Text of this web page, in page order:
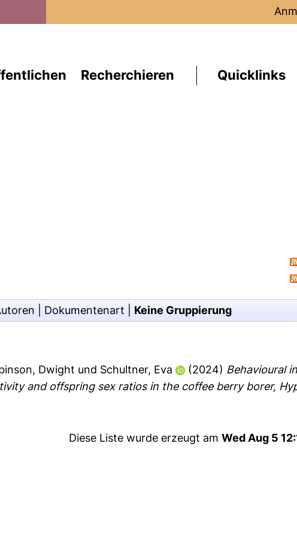
Recherchieren Quicklinks
Dokumentenart Keine Gruppierung
Dwight und Schultner, Eva (2024) Behavioural
and offspring sex ratios in the coffee berry borer,
Diese Liste wurde erzeugt am Wed Aug 5